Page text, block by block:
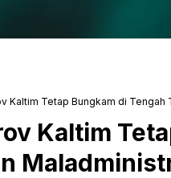
Kaltim Tetap Bungkam di Tengah
Kaltim